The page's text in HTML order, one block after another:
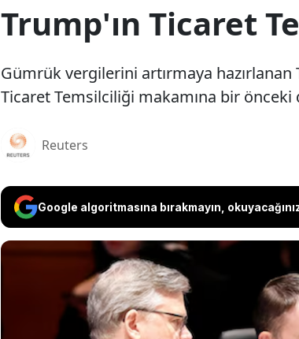
Trump'ın Ticaret
Gümrük vergilerini artırmaya
Ticaret Temsilciliği makamına bir
Reuters
Google algoritmasına bırakmayın,